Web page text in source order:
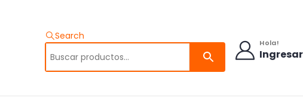
Search
Hola!